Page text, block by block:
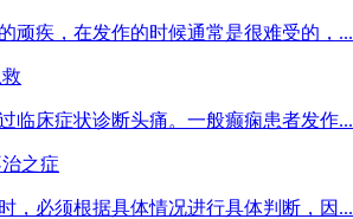
顽疾，在发作的时候通常是很难受的，...
临床症状诊断头痛。一般癫痫患者发作...
之症
，必须根据具体情况进行具体判断，因...